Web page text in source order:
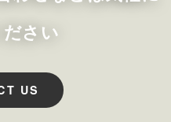
さい
US